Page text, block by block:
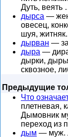
Дуть, веять
дырса —
овесец,
шуя, житняк.
дырван —
дыра —
дырки,
сквозное,
Предыдущие
Что
плетневая,
Дымовник
переход из
дым — муж.